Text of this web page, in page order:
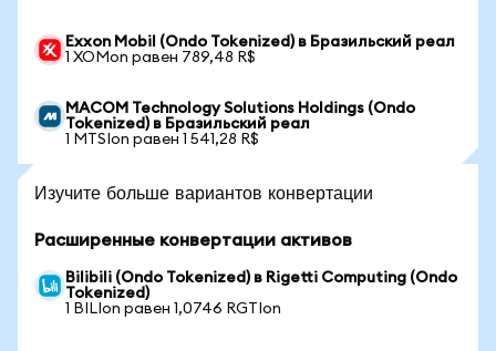
Exxon Mobil (Ondo Tokenized) в Бразильский реал
1 XOMon равен 789,48 R$
MACOM Technology Solutions Holdings (Ondo
Tokenized) в Бразильский реал
1 MTSIon равен 1 541,28 R$
Изучите больше вариантов конвертации
Расширенные конвертации активов
Bilibili (Ondo Tokenized) в Rigetti Computing (Ondo
Tokenized)
1 BILIon равен 1,0746 RGTIon